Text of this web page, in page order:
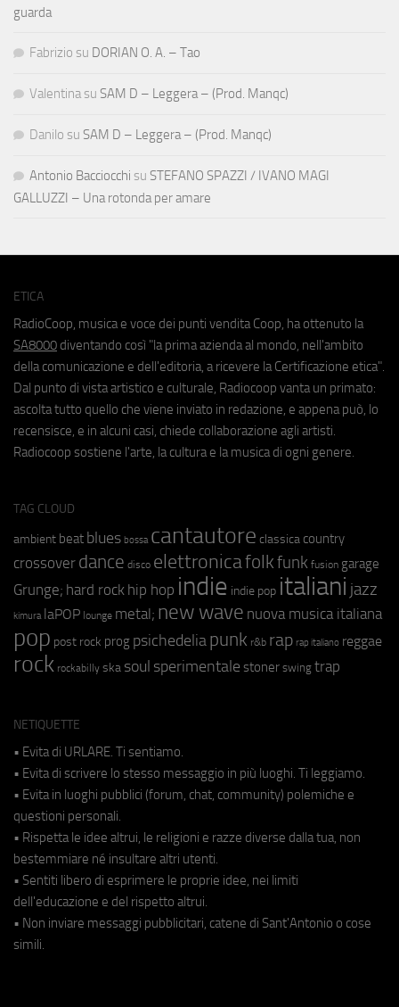
guarda
Fabrizio su DORIAN O. A. – Tao
Valentina su SAM D – Leggera – (Prod. Manqc)
Danilo su SAM D – Leggera – (Prod. Manqc)
Antonio Bacciocchi su STEFANO SPAZZI / IVANO MAGI
GALLUZZI – Una rotonda per amare
ETICA
RadioCoop, musica e voce dei punti vendita Coop, ha ottenuto la
SA8000 diventando così "la prima azienda al mondo, nell'ambito
della comunicazione e dell'editoria, a ricevere la Certificazione etica".
Dal punto di vista artistico e culturale, Radiocoop vanta un primato:
ascolta tutto quello che viene inviato in redazione, e appena può, lo
recensisce, e in alcuni casi, chiede collaborazione agli artisti.
Radiocoop sostiene l'arte, la cultura e la musica di ogni genere.
TAG CLOUD
ambient beat blues bossa cantautore classica country
crossover dance disco elettronicafolkfunk fusion garage
Grunge; hard rock hip hop indie indie pop italiani jazz
kimura laPOP lounge metal; new wave nuova musica italiana
pop post rock prog psichedeliapunk r&b rap rap italiano reggae
rock rockabilly ska soul sperimentale stoner swing trap
NETIQUETTE
• Evita di URLARE. Ti sentiamo.
• Evita di scrivere lo stesso messaggio in più luoghi. Ti leggiamo.
• Evita in luoghi pubblici (forum, chat, community) polemiche e
questioni personali.
• Rispetta le idee altrui, le religioni e razze diverse dalla tua, non
bestemmiare né insultare altri utenti.
• Sentiti libero di esprimere le proprie idee, nei limiti
dell'educazione e del rispetto altrui.
• Non inviare messaggi pubblicitari, catene di Sant'Antonio o cose
simili.